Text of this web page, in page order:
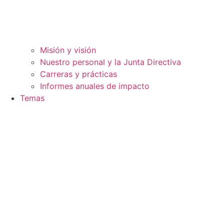
Misión y visión
Nuestro personal y la Junta Directiva
Carreras y prácticas
Informes anuales de impacto
Temas